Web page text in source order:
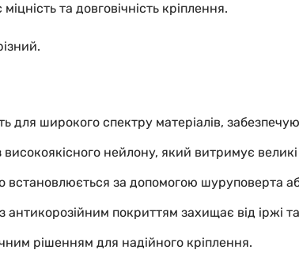
та довговічність кріплення.
для широкого спектру матеріалів,
високоякісного нейлону, який витримує
встановлюється за допомогою шуруповерта
покриттям захищає від іржі
рішенням для надійного кріплення.